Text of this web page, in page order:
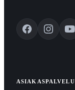
ASIAKASPALVELU